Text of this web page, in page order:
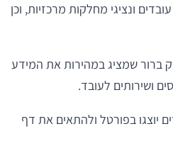
ונציגי מחלקות מרכזיות, וכן
ברור שמציג במהירות את המידע
ושירותים לעובד.
יוצגו בפורטל ולהתאים את דף